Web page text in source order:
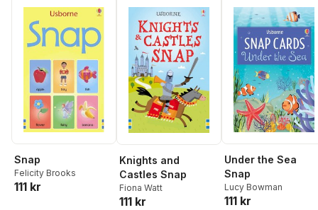
Snap
Felicity Brooks
111 kr
Knights and
Castles Snap
Fiona Watt
111 kr
Under the Sea
Snap
Lucy Bowman
111 kr